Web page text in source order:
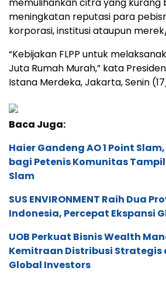
meningkatan reputasi para
korporasi, institusi ataupun
“Kebijakan FLPP untuk
Juta Rumah Murah,” kata
Istana Merdeka, Jakarta, Senin
Baca Juga:
Haier Gandeng AO 1 Point
bagi Petenis Komunitas
Slam
SUS ENVIRONMENT Raih Dua
Indonesia, Percepat Ekspansi
UOB Perkuat Bisnis Wealth
Kemitraan Distribusi Strategis
Global Investors